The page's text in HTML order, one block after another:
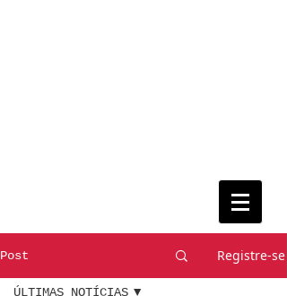
Post Registre-se
ÚLTIMAS NOTÍCIAS